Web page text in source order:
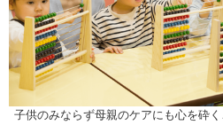
子供のみならず母親のケアにも心を砕